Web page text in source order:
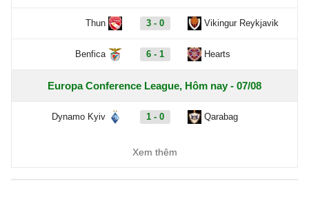
Thun 3 - 0 Vikingur Reykjavik
Benfica 6 - 1 Hearts
Europa Conference League, Hôm nay - 07/08
Dynamo Kyiv 1 - 0 Qarabag
1 - 3
Xem thêm